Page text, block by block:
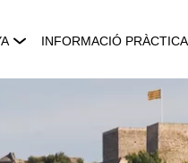
INFORMACIÓ PRÀCTICA